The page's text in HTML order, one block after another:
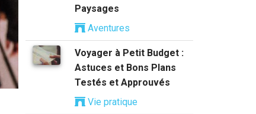
Paysages
Aventures
Voyager à Petit Budget :
Astuces et Bons Plans
Testés et Approuvés
Vie pratique